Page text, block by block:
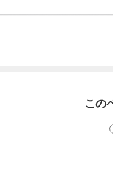
この